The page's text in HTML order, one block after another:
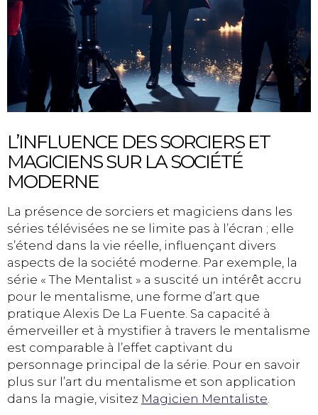
L’INFLUENCE DES SORCIERS ET
MAGICIENS SUR LA SOCIÉTÉ
MODERNE
La présence de sorciers et magiciens dans les
séries télévisées ne se limite pas à l’écran ; elle
s’étend dans la vie réelle, influençant divers
aspects de la société moderne. Par exemple, la
série « The Mentalist » a suscité un intérêt accru
pour le mentalisme, une forme d’art que
pratique Alexis De La Fuente. Sa capacité à
émerveiller et à mystifier à travers le mentalisme
est comparable à l’effet captivant du
personnage principal de la série. Pour en savoir
plus sur l’art du mentalisme et son application
dans la magie, visitez Magicien Mentaliste